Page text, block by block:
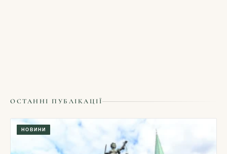
ОСТАННІ ПУБЛІКАЦІЇ
НОВИНИ